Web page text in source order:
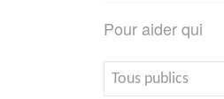
Pour aider qui